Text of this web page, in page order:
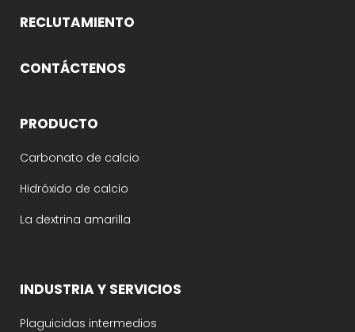
RECLUTAMIENTO
CONTÁCTENOS
PRODUCTO
Carbonato de calcio
Hidróxido de calcio
La dextrina amarilla
INDUSTRIA Y SERVICIOS
Plaguicidas intermedios